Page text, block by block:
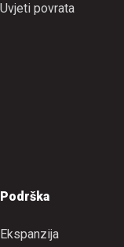
Uvjeti povrata
Podrška
Ekspanzija